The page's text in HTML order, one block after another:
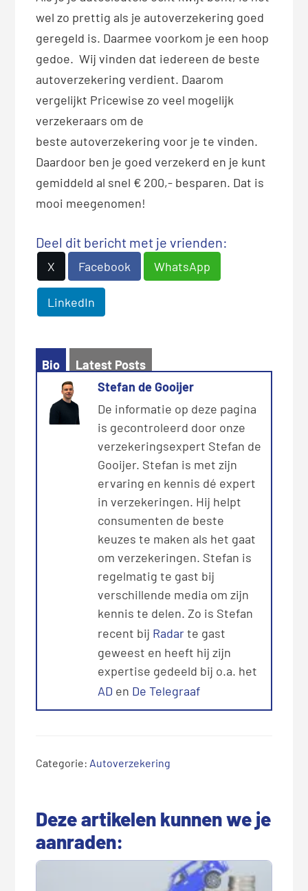
wel zo prettig als je autoverzekering goed
geregeld is. Daarmee voorkom je een hoop
gedoe. Wij vinden dat iedereen de beste
autoverzekering verdient. Daarom
vergelijkt Pricewise zo veel mogelijk
verzekeraars om de
beste autoverzekering voor je te vinden.
Daardoor ben je goed verzekerd en je kunt
gemiddeld al snel € 200,- besparen. Dat is
mooi meegenomen!
Deel dit bericht met je vrienden:
X Facebook WhatsApp
LinkedIn
Bio
Latest Posts
Stefan de Gooijer
De informatie op deze pagina
is gecontroleerd door onze
verzekeringsexpert Stefan de
Gooijer. Stefan is met zijn
ervaring en kennis dé expert
in verzekeringen. Hij helpt
consumenten de beste
keuzes te maken als het gaat
om verzekeringen. Stefan is
regelmatig te gast bij
verschillende media om zijn
kennis te delen. Zo is Stefan
recent bij Radarte gast
geweest en heeft hij zijn
expertise gedeeld bij o.a. het
AD en De Telegraaf
Categorie: Autoverzekering
Deze artikelen kunnen we je
aanraden: